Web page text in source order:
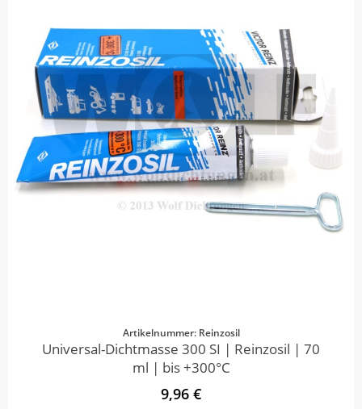
Artikelnummer: Reinzosil
Universal-Dichtmasse 300 SI | Reinzosil | 70
ml | bis +300°C
9,96 €